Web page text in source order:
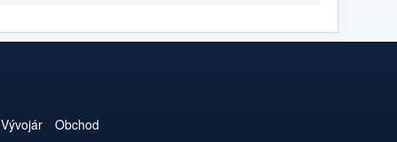
Vývojár Obchod